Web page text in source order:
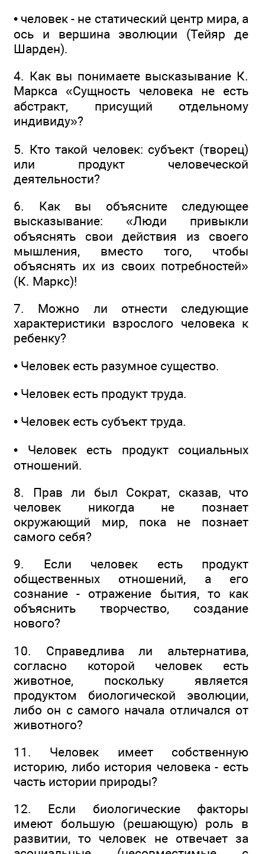
• человек - не статический центр мира, а
ось и вершина эволюции (Тейяр де
Шарден).
4. Как вы понимаете высказывание К.
Маркса «Сущность человека не есть
абстракт, присущий отдельному
индивиду»?
5. Кто такой человек: субъект (творец)
или продукт человеческой
деятельности?
6. Как вы объясните следующее
высказывание: «Люди привыкли
объяснять свои действия из своего
мышления, вместо того, чтобы
объяснять их из своих потребностей»
(К. Маркс)!
7. Можно ли отнести следующие
характеристики взрослого человека к
ребенку?
• Человек есть разумное существо.
• Человек есть продукт труда.
• Человек есть субъект труда.
• Человек есть продукт социальных
отношений.
8. Прав ли был Сократ, сказав, что
человек никогда не познает
окружающий мир, пока не познает
самого себя?
9. Если человек есть продукт
общественных отношений, а его
сознание - отражение бытия, то как
объяснить творчество, создание
нового?
10. Справедлива ли альтернатива,
согласно которой человек есть
животное, поскольку является
продуктом биологической эволюции,
либо он с самого начала отличался от
животного?
11. Человек имеет собственную
историю, либо история человека - есть
часть истории природы?
12. Если биологические факторы
имеют большую (решающую) роль в
развитии, то человек не отвечает за